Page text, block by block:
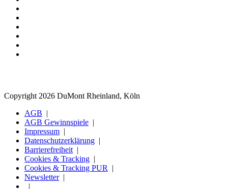
Copyright 2026 DuMont Rheinland, Köln
AGB
AGB Gewinnspiele
Impressum
Datenschutzerklärung
Barrierefreiheit
Cookies & Tracking
Cookies & Tracking PUR
Newsletter